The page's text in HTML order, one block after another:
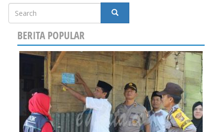
Search
SEARCH
BERITA POPULAR